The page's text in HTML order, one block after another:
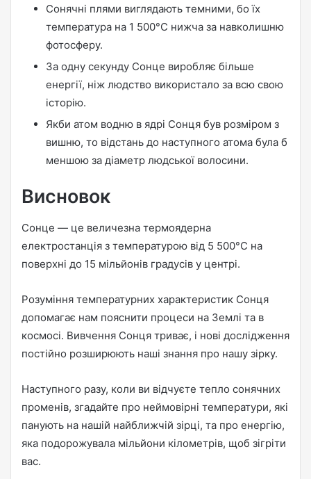
Сонячні плями виглядають темними, бо їх
температура на 1 500°C нижча за навколишню
фотосферу.
За одну секунду Сонце виробляє більше
енергії, ніж людство використало за всю свою
історію.
Якби атом водню в ядрі Сонця був розміром з
вишню, то відстань до наступного атома була б
меншою за діаметр людської волосини.
Висновок
Сонце — це величезна термоядерна
електростанція з температурою від 5 500°C на
поверхні до 15 мільйонів градусів у центрі.
Розуміння температурних характеристик Сонця
допомагає нам пояснити процеси на Землі та в
космосі. Вивчення Сонця триває, і нові дослідження
постійно розширюють наші знання про нашу зірку.
Наступного разу, коли ви відчуєте тепло сонячних
променів, згадайте про неймовірні температури, які
панують на нашій найближчій зірці, та про енергію,
яка подорожувала мільйони кілометрів, щоб зігріти
вас.